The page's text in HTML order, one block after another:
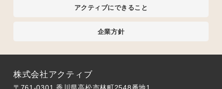
アクティブにできること
企業方針
株式会社アクティブ